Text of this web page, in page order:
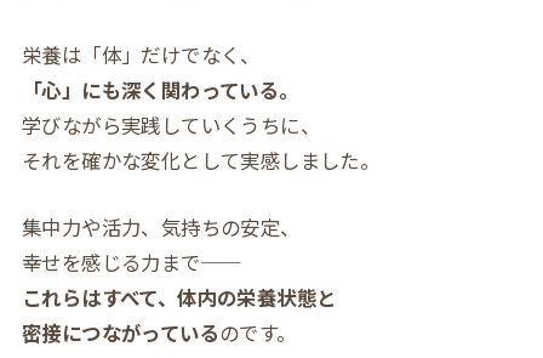
栄養は「体」だけでなく、
「心」にも深く関わっている。
学びながら実践していくうちに、
それを確かな変化として実感しました。
集中力や活力、気持ちの安定、
幸せを感じる力まで──
これらはすべて、体内の栄養状態と
密接につながっているのです。